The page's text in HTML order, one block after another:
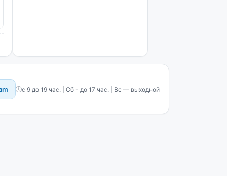
с 9 до 19 час. | Сб - до 17 час. | Вс — выходной